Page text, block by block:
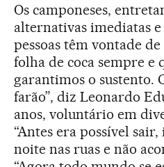
Os camponeses,
alternativas imediatas e
pessoas têm vontade
folha de coca sempre e
garantimos o sustento.
farão”, diz Leonardo
anos, voluntário em
“Antes era possível
noite nas ruas e não